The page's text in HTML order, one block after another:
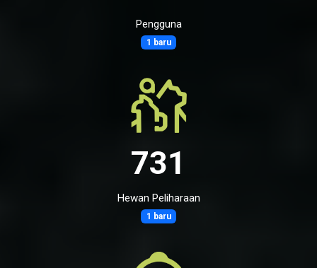
Pengguna
1 baru
731
Hewan Peliharaan
1 baru